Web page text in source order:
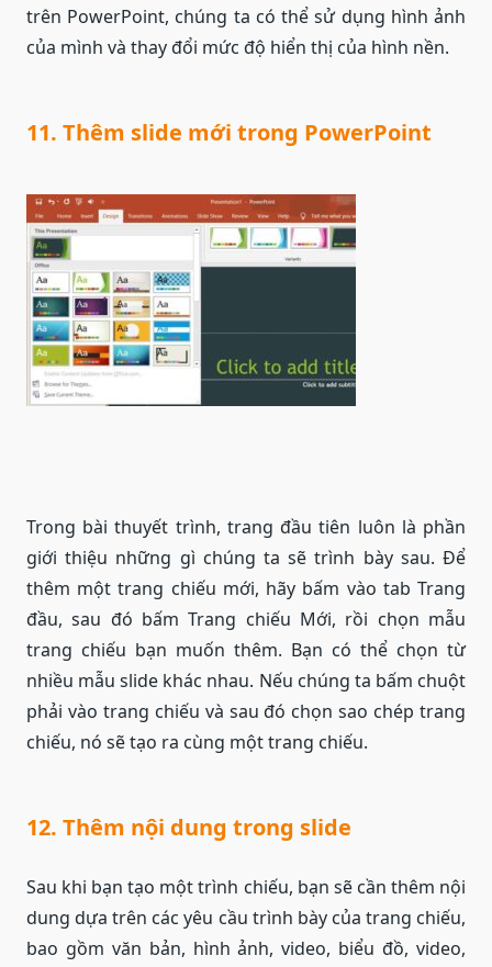
trên PowerPoint, chúng ta có thể sử dụng hình ảnh
của mình và thay đổi mức độ hiển thị của hình nền.
11. Thêm slide mới trong PowerPoint
Trong bài thuyết trình, trang đầu tiên luôn là phần
giới thiệu những gì chúng ta sẽ trình bày sau. Để
thêm một trang chiếu mới, hãy bấm vào tab Trang
đầu, sau đó bấm Trang chiếu Mới, rồi chọn mẫu
trang chiếu bạn muốn thêm. Bạn có thể chọn từ
nhiều mẫu slide khác nhau. Nếu chúng ta bấm chuột
phải vào trang chiếu và sau đó chọn sao chép trang
chiếu, nó sẽ tạo ra cùng một trang chiếu.
12. Thêm nội dung trong slide
Sau khi bạn tạo một trình chiếu, bạn sẽ cần thêm nội
dung dựa trên các yêu cầu trình bày của trang chiếu,
bao gồm văn bản, hình ảnh, video, biểu đồ, video,